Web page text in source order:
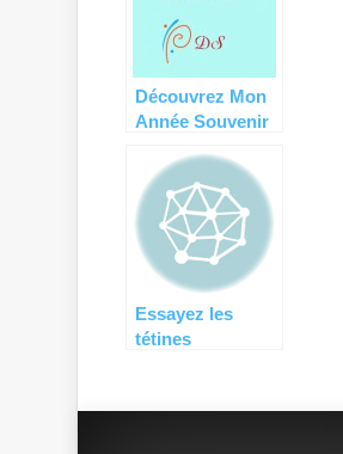
Découvrez Mon
Année Souvenir
de naissance
personnalisés
Essayez les
tétines